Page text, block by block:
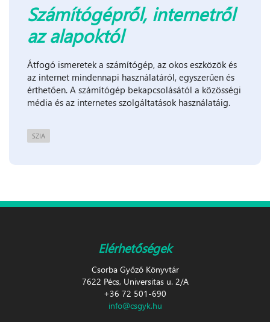
Számítógépről, internetről
az alapoktól
Átfogó ismeretek a számítógép, az okos eszközök és
az internet mindennapi használatáról, egyszerűen és
érthetően. A számítógép bekapcsolásától a közösségi
média és az internetes szolgáltatások használatáig.
SZIA
Elérhetőségek
Csorba Győző Könyvtár
7622 Pécs, Universitas u. 2/A
+36 72 501-690
info@csgyk.hu